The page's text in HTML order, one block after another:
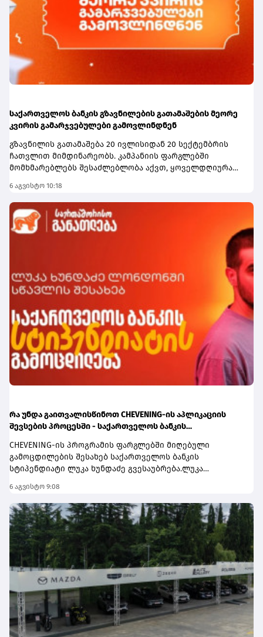
ინფრასტრუქტურის შექმნაზე და 2029 წლისთვის უკვე
დაგეგმილია ანაკლიის პორტში პირველი გემების
მიღება და პირველი ფაზის საპროექტო სამუშაოების
დასრულება,“- აღნიშნა პრემიერმა.
საქართველოს ბანკის გზავნილების გათამაშების მეორე
კვირის გამარჯვებულები გამოვლინდნენ
გზავნილის გათამაშება 20 ივლისიდან 20 სექტემბრის
ჩათვლით მიმდინარეობს. კამპანიის ფარგლებში
მომხმარებლებს შესაძლებლობა აქვთ, ყოველდღიურად
სუპერპრიზი - 10,000 ლარი მოიგონ.გათამაშებაში
მონაწილეობა შეუძლია საქართველოს ბანკის ყველა
სრულწლოვან მომხმარებელს, რომელიც საქართველოს
მოქალაქეა, საქართველოს ბანკის თანამშრომლების
გარდა. მონაწილეობისთვის საჭიროა, მომხმარებელმა
მიღებული გზავნილი საქართველოს ბანკის მობილბანკის
ან ინტერნეტბანკის საშუალებით გაანაღდოს. თითოეულ
განაღდებულ 150 ლარზე გათამაშების ერთი ბილეთი
ენიჭება, რაც მოგების შანსს ზრდის.კამპანიაში
მონაწილეობა ემიგრანტებსაც შეუძლიათ. ამისთვის
საჭიროა, გზავნილი საკუთარ თავს გამოუგზავნონ, ხოლო
თანხა საქართველოს ბანკის მობილბანკის ან
ინტერნეტბანკის საშუალებით გაანაღდონ.გზავნილის
კამპანიის შესახებ ყველა საჭირო ინფორმაციას
გაეცანით ამ ბმულზე.
6 აგვისტო 10:18
რა უნდა გაითვალისწინოთ CHEVENING-ის აპლიკაციის
შევსების პროცესში - საქართველოს ბანკის
CHEVENING-ის პროგრამის ფარგლებში მიღებული
გამოცდილების შესახებ საქართველოს ბანკის
სტიპენდიატი ლუკა ხუნდაძე გვესაუბრება.ლუკა
პროგრამაზე ლონდონში, ბირბეკის უნივერსიტეტში
სრული დაფინანსებით სწავლობს. ის სარეკლამო
სააგენტო Quick-ის თანადამფუძნებელია.როგორც
იხსენებს, Chevening-ის კონკურსანტობა რაღაც კუთხით ამ
სფეროში მუშაობას ჰგავს:“ჩემი საქმიანობა
მეწარმეობასა და მარკეტინგთან ერთდროულად
მაკავშირებს. ორივე სფეროში წარმატება ძალისხმევაზე,
ჟინზე, სიჯიუტეზეა დამოკიდებული, მაგრამ რჩება რაღაც
ნაწილი, რომელშიც უნდა გაგიმართლოს. Chevening-ის
კონკურსიც კრეატიულ ინდუსტრიას ჰგავს, აქაც
წარმატების დიდი წილი დისციპლინაზეა
დამოკიდებული, რამდენ დროს დაუთმობ ესეს
გადაწერას, ინტერვიუს მოდელირებას. თუმცა
6 აგვისტო 9:08